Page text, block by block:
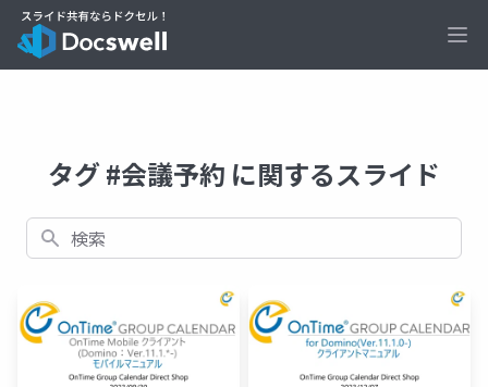
タグ #会議予約 に関するスライド
検索